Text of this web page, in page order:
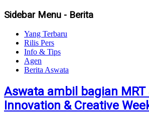
Sidebar Menu - Berita
Yang Terbaru
Rilis Pers
Info & Tips
Agen
Berita Aswata
Aswata ambil bagian
Innovation & Creative